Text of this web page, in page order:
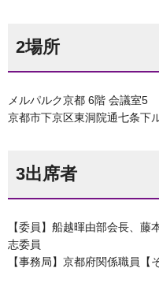
2場所
メルパルク京都 6階 会議室5
京都市下京区東洞院通七条下
3出席者
【委員】船越暉由部会長、
志委員
【事務局】京都府関係職員